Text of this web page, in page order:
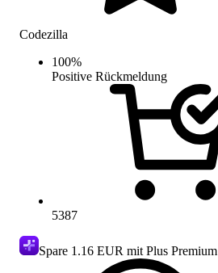
Codezilla
100%
Positive Rückmeldung
5387
Spare 1.16 EUR mit Plus Premium